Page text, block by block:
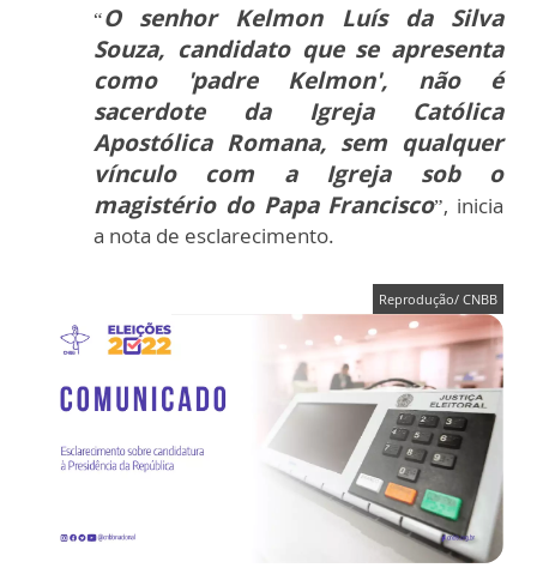
“O senhor Kelmon Luís da Silva
Souza, candidato que se apresenta
como 'padre Kelmon', não é
sacerdote da Igreja Católica
Apostólica Romana, sem qualquer
vínculo com a Igreja sob o
magistério do Papa Francisco”, inicia
a nota de esclarecimento.
Reprodução/ CNBB